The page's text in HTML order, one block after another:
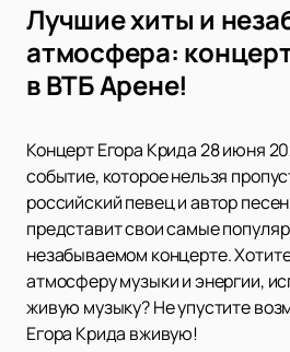
Лучшие хиты и
атмосфера:
в ВТБ Арене!
Концерт Егора Крида 28 июня
событие, которое нельзя
российский певец и автор
представит свои самые
незабываемом концерте.
атмосферу музыки и энергии,
живую музыку? Не упустите
Егора Крида вживую!